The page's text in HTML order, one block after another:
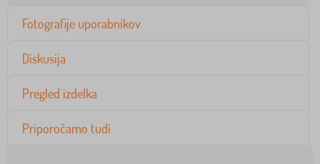
Fotografije uporabnikov
Diskusija
Pregled izdelka
Priporočamo tudi